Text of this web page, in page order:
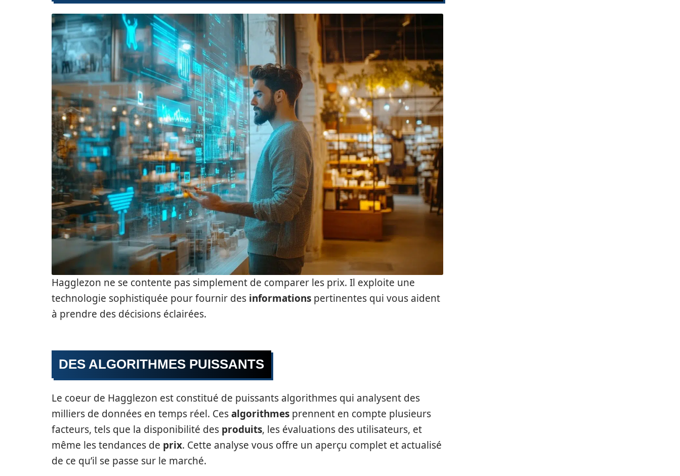
Hagglezon ne se contente pas simplement de comparer les prix. Il exploite une
technologie sophistiquée pour fournir des informations pertinentes qui vous aident
à prendre des décisions éclairées.
DES ALGORITHMES PUISSANTS
Le coeur de Hagglezon est constitué de puissants algorithmes qui analysent des
milliers de données en temps réel. Cesalgorithmes prennent en compte plusieurs
facteurs, tels que la disponibilité des produits, les évaluations des utilisateurs, et
même les tendances de prix. Cette analyse vous offre un aperçu complet et actualisé
de ce qu’il se passe sur le marché.